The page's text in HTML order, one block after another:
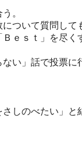
。
ついて質問し
ｓｔ」を尽く
い」話で投票に
しのべたい」と